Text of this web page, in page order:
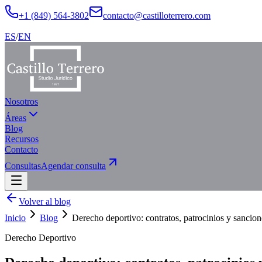
+1 (849) 564-3802 contacto@castilloterrero.com
ES/EN
Nosotros
Áreas
Blog
Recursos
Contacto
ConsultasAgendar consulta
Volver al blog
Inicio
Blog
Derecho deportivo: contratos, patrocinios y
Derecho Deportivo